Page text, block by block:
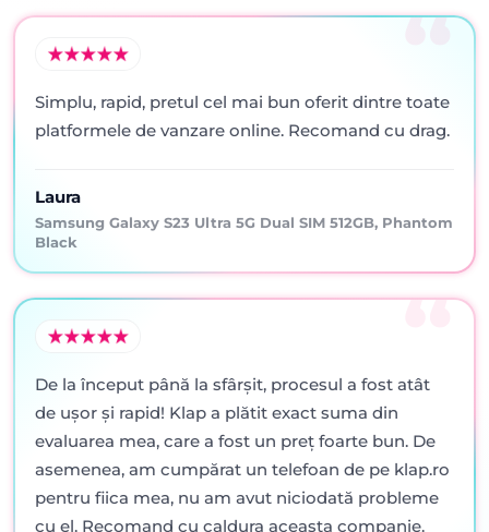
Simplu, rapid, pretul cel mai bun oferit dintre toate
platformele de vanzare online. Recomand cu drag.
Laura
Samsung Galaxy S23 Ultra 5G Dual SIM 512GB, Phantom
Black
De la început până la sfârșit, procesul a fost atât
de ușor și rapid! Klap a plătit exact suma din
evaluarea mea, care a fost un preț foarte bun. De
asemenea, am cumpărat un telefoan de pe klap.ro
pentru fiica mea, nu am avut niciodată probleme
cu el. Recomand cu caldura aceasta companie.